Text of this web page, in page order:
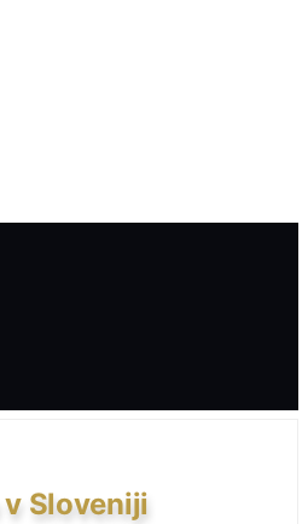
Sloveniji